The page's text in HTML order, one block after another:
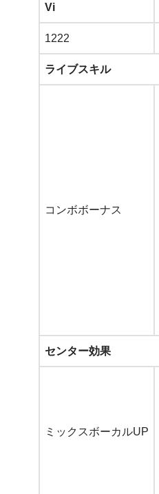
Vi
1222
ライブスキル
コンボボーナス
センター効果
ミックスボーカルUP